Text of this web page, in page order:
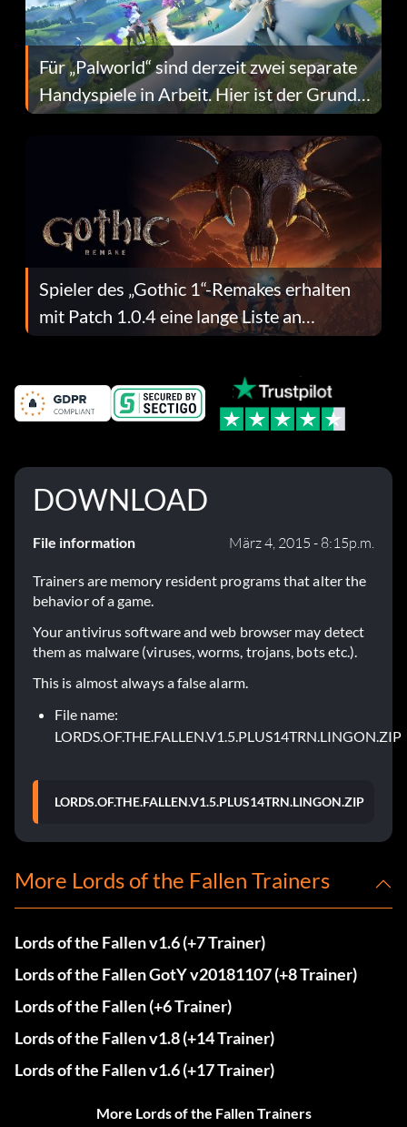
Für „Palworld“ sind derzeit zwei separate
Handyspiele in Arbeit. Hier ist der Grund
dafür.
Spieler des „Gothic 1“-Remakes erhalten
mit Patch 1.0.4 eine lange Liste an
Fehlerbehebungen
DOWNLOAD
File information März 4, 2015 - 8:15p.m.
Trainers are memory resident programs that alter the
behavior of a game.
Your antivirus software and web browser may detect
them as malware (viruses, worms, trojans, bots etc.).
This is almost always a false alarm.
File name:
LORDS.OF.THE.FALLEN.V1.5.PLUS14TRN.LINGON.ZIP
LORDS.OF.THE.FALLEN.V1.5.PLUS14TRN.LINGON.ZIP
More Lords of the Fallen Trainers
Lords of the Fallen v1.6 (+7 Trainer)
Lords of the Fallen GotY v20181107 (+8 Trainer)
Lords of the Fallen (+6 Trainer)
Lords of the Fallen v1.8 (+14 Trainer)
Lords of the Fallen v1.6 (+17 Trainer)
More Lords of the Fallen Trainers